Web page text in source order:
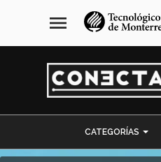
navegación
principal
menu
CATEGORÍAS